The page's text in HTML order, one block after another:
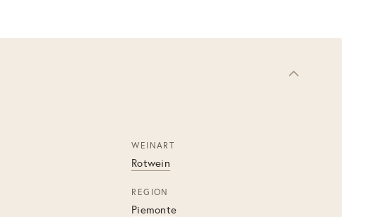
WEINART
Rotwein
REGION
Piemonte